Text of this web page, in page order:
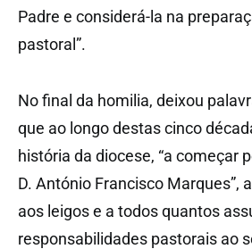
Padre e considerá-la na
pastoral”.
No final da homilia, deixou
que ao longo destas cinco
história da diocese, “a começar
D. António Francisco Marques”,
aos leigos e a todos quantos
responsabilidades pastorais ao